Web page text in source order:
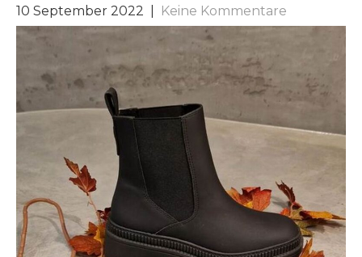
10 September 2022 Keine Kommentare